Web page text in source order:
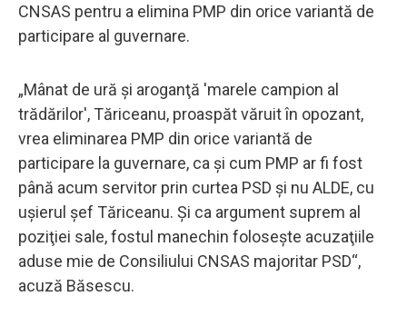
CNSAS pentru a elimina PMP din orice variantă de
participare al guvernare.
„Mânat de ură şi aroganţă 'marele campion al
trădărilor', Tăriceanu, proaspăt văruit în opozant,
vrea eliminarea PMP din orice variantă de
participare la guvernare, ca şi cum PMP ar fi fost
până acum servitor prin curtea PSD şi nu ALDE, cu
uşierul şef Tăriceanu. Şi ca argument suprem al
poziţiei sale, fostul manechin foloseşte acuzaţiile
aduse mie de Consiliului CNSAS majoritar PSD“,
acuză Băsescu.